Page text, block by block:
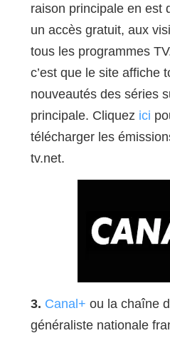
raison principale en est
un accès gratuit, aux
tous les programmes
c’est que le site affiche
nouveautés des séries
principale. Cliquez ici
télécharger les
tv.net.
3. Canal+ ou la chaîne
généraliste nationale